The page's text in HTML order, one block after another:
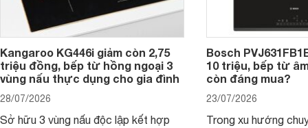
Kangaroo KG446i giảm còn 2,75
triệu đồng, bếp từ hồng ngoại 3
vùng nấu thực dụng cho gia đình
28/07/2026
Sở hữu 3 vùng nấu độc lập kết hợp
Bosch
10 triệu, bếp từ
còn đáng mua?
23/07/2026
Trong xu hướng